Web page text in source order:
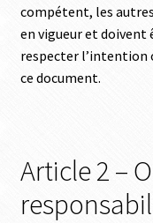
compétent, les
en vigueur et
respecter l’intention
ce document.
Article 2 –